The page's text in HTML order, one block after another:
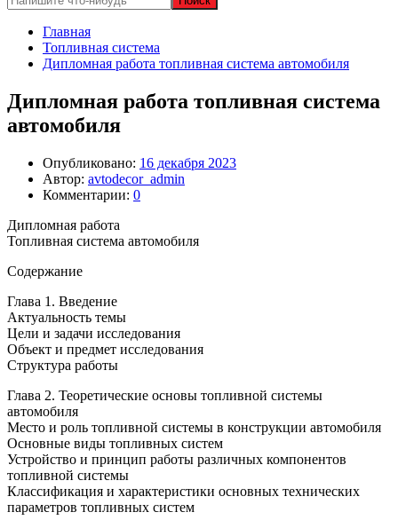
Главная
Топливная система
Дипломная работа топливная система автомобиля
Дипломная работа топливная система
автомобиля
Опубликовано: 16 декабря 2023
Автор: avtodecor_admin
Комментарии: 0
Дипломная работа
Топливная система автомобиля
Содержание
Глава 1. Введение
Актуальность темы
Цели и задачи исследования
Объект и предмет исследования
Структура работы
Глава 2. Теоретические основы топливной системы
автомобиля
Место и роль топливной системы в конструкции автомобиля
Основные виды топливных систем
Устройство и принцип работы различных компонентов
топливной системы
Классификация и характеристики основных технических
параметров топливных систем